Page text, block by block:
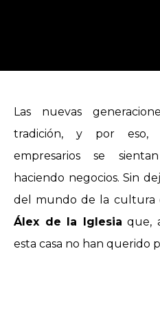
Las nuevas
tradición, y por eso,
empresarios se
haciendo negocios. Sin
del mundo de la cultura
Álex de la Iglesia que,
esta casa no han querido